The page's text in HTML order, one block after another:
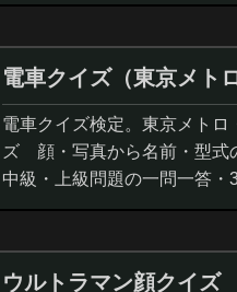
電車クイズ（東京メトロ
電車クイズ検定。東京メトロ
ズ 顔・写真から名前・型式
中級・上級問題の一問一答・
ウルトラマン顔クイズ